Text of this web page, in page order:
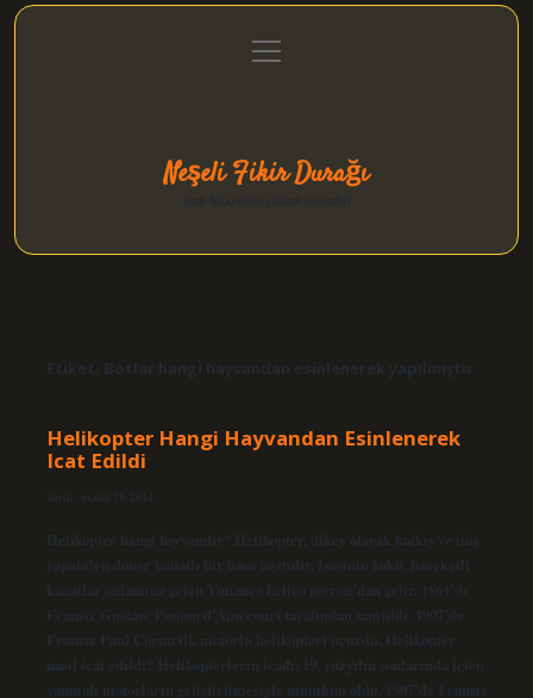
Gizlilik Politikası
menüyü
aç
Neşeli Fikir Durağı
Etiket: Botlar hangi hayvandan esinlenerek yapılmıştır
Helikopter Hangi Hayvandan Esinlenerek
Icat Edildi
Tarih: Aralık 18, 2024
Helikopter hangi hayvandır? Helikopter, dikey olarak kalkış ve iniş
yapabilen döner kanatlı bir hava taşıtıdır. İsminin kökü, hareketli
kanatlar anlamına gelen Yunanca helico pteron’dan gelir. 1861’de
Fransız Gustave Ponton d’Amécourt tarafından tanıtıldı. 1907’de
Fransız Paul Cornu ilk motorlu helikopteri uçurdu. Helikopter
nasıl icat edildi? Helikopterlerin icadı, 19. yüzyılın sonlarında içten
yanmalı motorların geliştirilmesiyle mümkün oldu. 1907’de Fransız